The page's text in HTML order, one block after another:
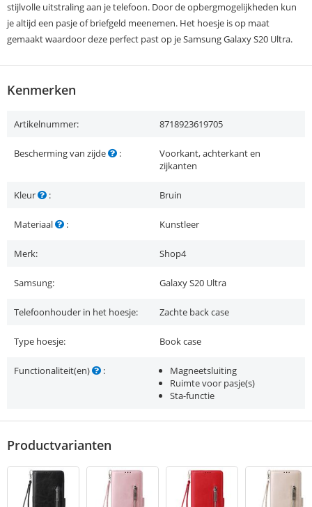
stijlvolle uitstraling aan je telefoon. Door de opbergmogelijkheden kun
je altijd een pasje of briefgeld meenemen. Het hoesje is op maat
gemaakt waardoor deze perfect past op je Samsung Galaxy S20 Ultra.
Kenmerken
Artikelnummer: 8718923619705
Bescherming van zijde :
Voorkant, achterkant en
zijkanten
Kleur : Bruin
Materiaal : Kunstleer
Merk: Shop4
Samsung: Galaxy S20 Ultra
Telefoonhouder in het hoesje: Zachte back case
Type hoesje: Book case
Functionaliteit(en) :
Magneetsluiting
Ruimte voor pasje(s)
Sta-functie
Productvarianten